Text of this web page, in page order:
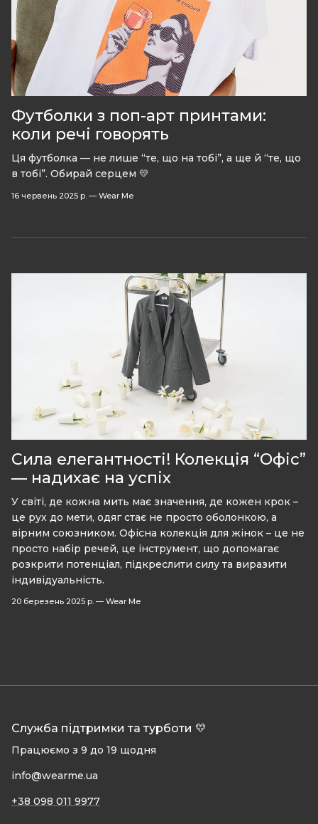
Футболки з поп-арт принтами:
коли речі говорять
Ця футболка — не лише “те, що на тобі”, а ще й “те, що
в тобі”. Обирай серцем 💛
16 червень 2025 р. — Wear Me
Сила елегантності! Колекція “Офіс”
— надихає на успіх
У світі, де кожна мить має значення, де кожен крок –
це рух до мети, одяг стає не просто оболонкою, а
вірним союзником. Офісна колекція для жінок – це не
просто набір речей, це інструмент, що допомагає
розкрити потенціал, підкреслити силу та виразити
індивідуальність.
20 березень 2025 р. — Wear Me
Служба підтримки та турботи 💛
Працюємо з 9 до 19 щодня
info@wearme.ua
+38 098 011 9977